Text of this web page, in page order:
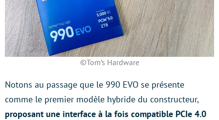
©Tom’s Hardware
Notons au passage que le 990 EVO se présente
comme le premier modèle hybride du constructeur,
proposant une interface à la fois compatible PCIe 4.0